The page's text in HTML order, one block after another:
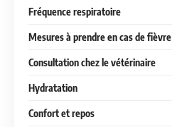
Fréquence respiratoire
Mesures à prendre en cas de fièvre
Consultation chez le vétérinaire
Hydratation
Confort et repos